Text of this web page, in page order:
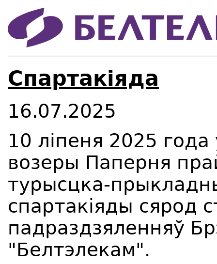
Спартакіяда
16.07.2025
10 ліпеня 2025
возеры Паперня
турысцка-
спартакіяды сярод
падраздзяленняў
"Белтэлекам".